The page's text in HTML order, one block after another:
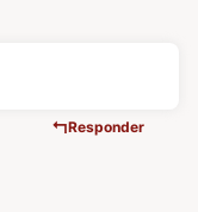
Responder